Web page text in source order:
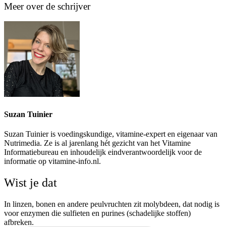
Meer over de schrijver
Suzan Tuinier
Suzan Tuinier is voedingskundige, vitamine-expert en eigenaar van
Nutrimedia. Ze is al jarenlang hét gezicht van het Vitamine
Informatiebureau en inhoudelijk eindverantwoordelijk voor de
informatie op vitamine-info.nl.
Wist je dat
In linzen, bonen en andere peulvruchten zit molybdeen, dat nodig is
voor enzymen die sulfieten en purines (schadelijke stoffen)
afbreken.